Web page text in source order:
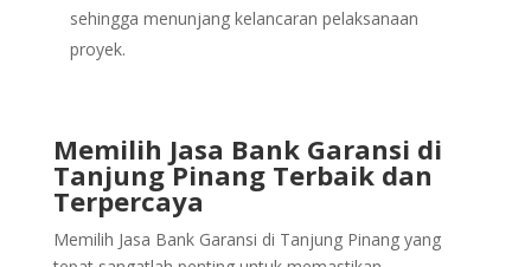
sehingga menunjang kelancaran pelaksanaan
proyek.
Memilih Jasa Bank Garansi di
Tanjung Pinang Terbaik dan
Terpercaya
Memilih Jasa Bank Garansi di Tanjung Pinang yang